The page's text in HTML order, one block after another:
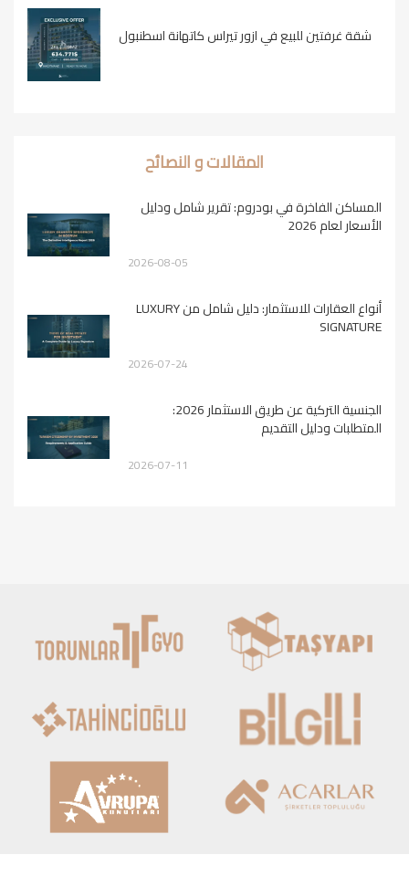
شقة غرفتين للبيع في ازور تيراس كاتهانة اسطنبول
المقالات و النصائح
المساكن الفاخرة في بودروم: تقرير شامل ودليل
الأسعار لعام 2026
2026-08-05
أنواع العقارات للاستثمار: دليل شامل من LUXURY
SIGNATURE
2026-07-24
الجنسية التركية عن طريق الاستثمار 2026:
المتطلبات ودليل التقديم
2026-07-11